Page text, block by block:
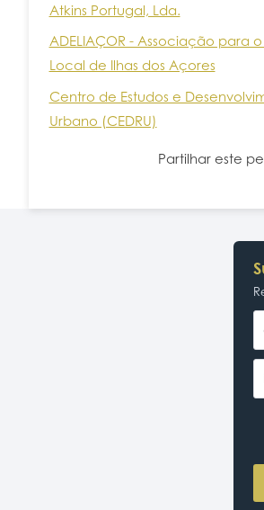
Atkins Portugal, Lda.
ADELIAÇOR - Associação para
Local de Ilhas dos Açores
Centro de Estudos e
Urbano (CEDRU)
Partilhar este